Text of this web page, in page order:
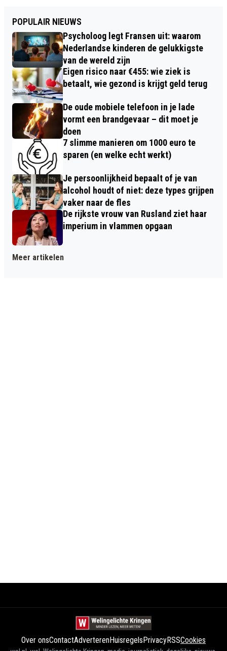
POPULAIR NIEUWS
Psycholoog legt Fransen uit: waarom
Nederlandse kinderen de gelukkigste
van de wereld zijn
Eigen risico naar €455: wie ziek is
betaalt, wie gezond is krijgt geld terug
De oude mobiele telefoon in je lade
vormt een brandgevaar – dit moet je
doen
7 slimme manieren om 1000 euro te
sparen (en welke echt werkt)
Je persoonlijkheid bepaalt of je van
alcohol houdt of niet: deze types grijpen
vaker naar de fles
De rijkste vrouw van Rusland ziet haar
imperium in vlammen opgaan
Meer artikelen
Over onsContactAdverterenHuisregelsPrivacyRSSCookies